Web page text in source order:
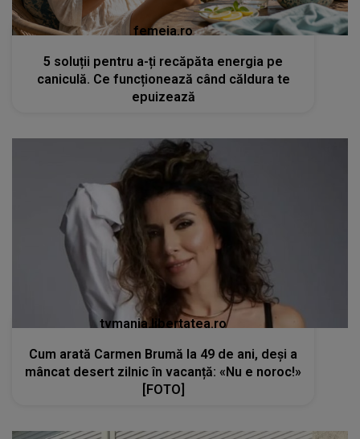
femeia.ro
5 soluții pentru a-ți recăpăta energia pe
caniculă. Ce funcționează când căldura te
epuizează
tvmania.libertatea.ro
Cum arată Carmen Brumă la 49 de ani, deși a
mâncat desert zilnic în vacanță: «Nu e noroc!»
[FOTO]